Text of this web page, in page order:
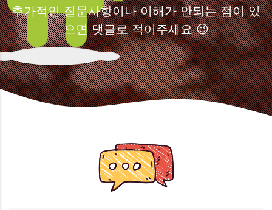
추가적인 질문사항이나 이해가 안되는 점이 있
으면 댓글로 적어주세요 😉